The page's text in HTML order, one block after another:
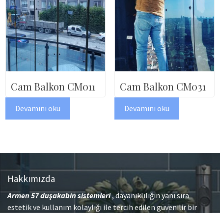
Cam Balkon CM011
Devamını oku
Cam Balkon CM031
Devamını oku
Hakkımızda
Armen 57duşakabin sistemleri, dayanıklılığın yanı sıra
estetik ve kullanım kolaylığı ile tercih edilen güvenilir bir